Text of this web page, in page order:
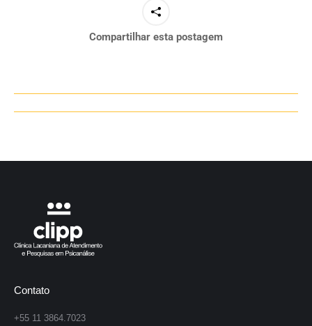
Compartilhar esta postagem
Navegação
post:
Contato
+55 11 3864.7023